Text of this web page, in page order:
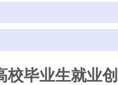
毕业生就业